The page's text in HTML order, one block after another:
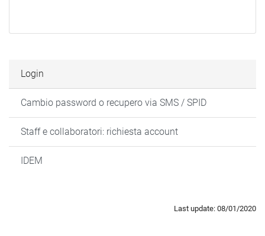
Login
Cambio password o recupero via SMS / SPID
Staff e collaboratori: richiesta account
IDEM
Last update: 08/01/2020